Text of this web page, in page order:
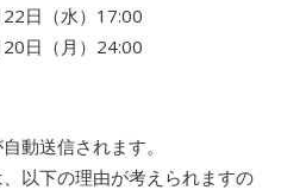
日（水）17:00
日（月）24:00
動送信されます。
以下の理由が考えられますの